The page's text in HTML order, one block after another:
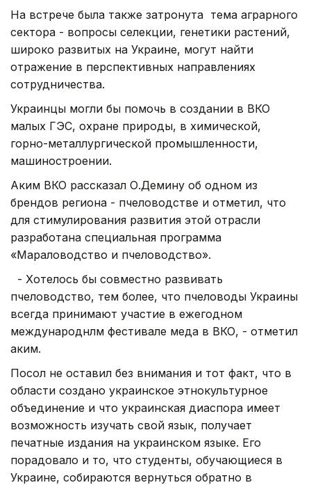
На встрече была также затронута тема аграрного
сектора - вопросы селекции, генетики растений,
широко развитых на Украине, могут найти
отражение в перспективных направлениях
сотрудничества.
Украинцы могли бы помочь в создании в ВКО
малых ГЭС, охране природы, в химической,
горно-металлургической промышленности,
машиностроении.
Аким ВКО рассказал О.Демину об одном из
брендов региона - пчеловодстве и отметил, что
для стимулирования развития этой отрасли
разработана специальная программа
«Мараловодство и пчеловодство».
- Хотелось бы совместно развивать
пчеловодство, тем более, что пчеловоды Украины
всегда принимают участие в ежегодном
международнлм фестивале меда в ВКО, - отметил
аким.
Посол не оставил без внимания и тот факт, что в
области создано украинское этнокультурное
объединение и что украинская диаспора имеет
возможность изучать свой язык, получает
печатные издания на украинском языке. Его
порадовало и то, что студенты, обучающиеся в
Украине, собираются вернуться обратно в